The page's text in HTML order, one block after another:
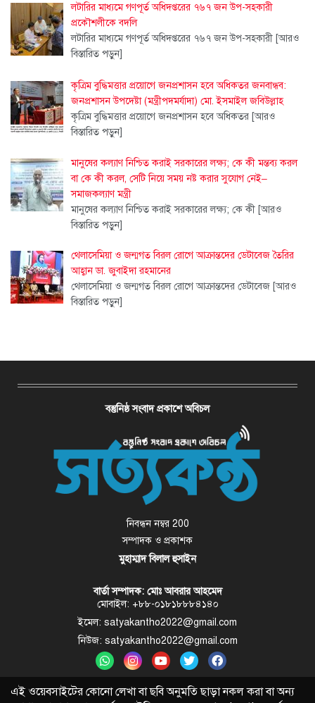
লটারির মাধ্যমে গণপূর্ত অধিদপ্তরের ৭৬৭ জন উপ-সহকারী
প্রকৌশলীকে বদলি
লটারির মাধ্যমে গণপূর্ত অধিদপ্তরের ৭৬৭ জন উপ-সহকারী [আরও
বিস্তারিত পড়ুন]
কৃত্রিম বুদ্ধিমত্তার প্রয়োগে জনপ্রশাসন হবে অধিকতর জনবান্ধব:
জনপ্রশাসন উপদেষ্টা (মন্ত্রীপদমর্যাদা) মো. ইসমাইল জবিউল্লাহ
কৃত্রিম বুদ্ধিমত্তার প্রয়োগে জনপ্রশাসন হবে অধিকতর [আরও
বিস্তারিত পড়ুন]
মানুষের কল্যাণ নিশ্চিত করাই সরকারের লক্ষ্য; কে কী মন্তব্য করল
বা কে কী করল, সেটি নিয়ে সময় নষ্ট করার সুযোগ নেই–
সমাজকল্যাণ মন্ত্রী
মানুষের কল্যাণ নিশ্চিত করাই সরকারের লক্ষ্য; কে কী [আরও
বিস্তারিত পড়ুন]
থেলাসেমিয়া ও জন্মগত বিরল রোগে আক্রান্তদের ডেটাবেজ তৈরির
আহ্বান ডা. জুবাইদা রহমানের
থেলাসেমিয়া ও জন্মগত বিরল রোগে আক্রান্তদের ডেটাবেজ [আরও
বিস্তারিত পড়ুন]
বস্তুনিষ্ঠ সংবাদ প্রকাশে অবিচল
নিবন্ধন নম্বর 200
সম্পাদক ও প্রকাশক
মুহাম্মাদ বিলাল হুসাইন
বার্তা সম্পাদক: মোঃ আবরার আহমেদ
মোবাইল: +৮৮-০১৮১৮৮৮৪১৪০
ইমেল: satyakantho2022@gmail.com
নিউজ: satyakantho2022@gmail.com
এই ওয়েবসাইটের কোনো লেখা বা ছবি অনুমতি ছাড়া নকল করা বা অন্য